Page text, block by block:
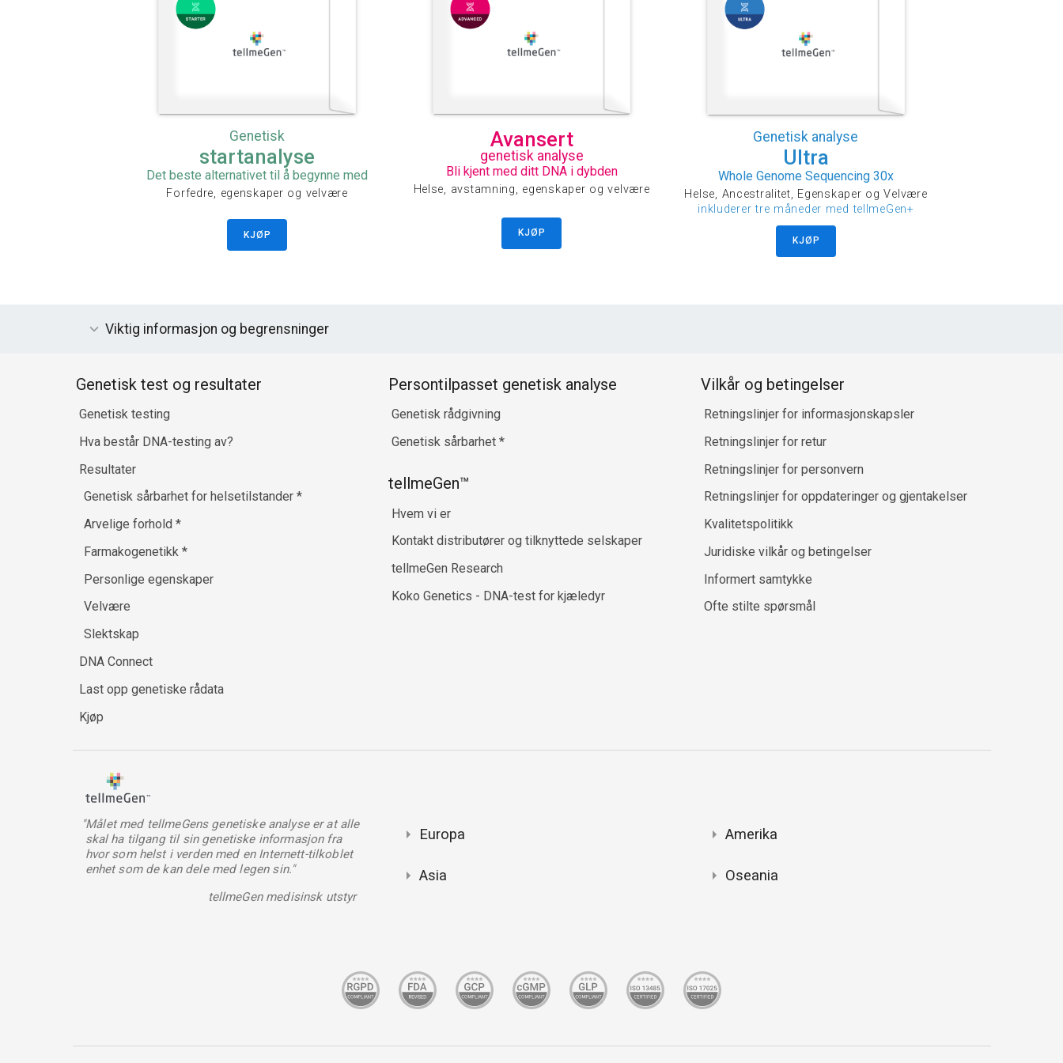
Genetisk
startanalyse
Det beste alternativet til å begynne med
Forfedre, egenskaper og velvære
KJØP
Avansert
genetisk analyse
Bli kjent med ditt DNA i dybden
Helse, avstamning, egenskaper og velvære
KJØP
Genetisk analyse
Ultra
Whole Genome Sequencing 30x
Helse, Ancestralitet, Egenskaper og Velvære
inkluderer tre måneder med tellmeGen+
KJØP
Viktig informasjon og begrensninger
Genetisk test og resultater
Genetisk testing
Hva består DNA-testing av?
Resultater
Genetisk sårbarhet for helsetilstander *
Arvelige forhold *
Farmakogenetikk *
Personlige egenskaper
Velvære
Slektskap
DNA Connect
Last opp genetiske rådata
Kjøp
Persontilpasset genetisk analyse
Genetisk rådgivning
Genetisk sårbarhet *
tellmeGen™
Hvem vi er
Kontakt distributører og tilknyttede selskaper
tellmeGen Research
Koko Genetics - DNA-test for kjæledyr
Vilkår og betingelser
Retningslinjer for informasjonskapsler
Retningslinjer for retur
Retningslinjer for personvern
Retningslinjer for oppdateringer og gjentakelser
Kvalitetspolitikk
Juridiske vilkår og betingelser
Informert samtykke
Ofte stilte spørsmål
"Målet med tellmeGens genetiske analyse er at alle
skal ha tilgang til sin genetiske informasjon fra
hvor som helst i verden med en Internett-tilkoblet
enhet som de kan dele med legen sin."
tellmeGen medisinsk utstyr
Europa
Asia
Amerika
Oseania